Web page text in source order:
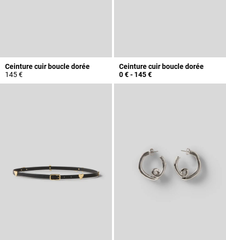
Ceinture cuir boucle dorée
145 €
Ceinture cuir boucle dorée
0 €- 145 €